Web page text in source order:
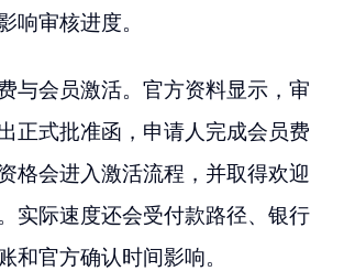
响审核进度。
与会员激活。官方资料显示，审
正式批准函，申请人完成会员费
格会进入激活流程，并取得欢迎
实际速度还会受付款路径、银行
和官方确认时间影响。